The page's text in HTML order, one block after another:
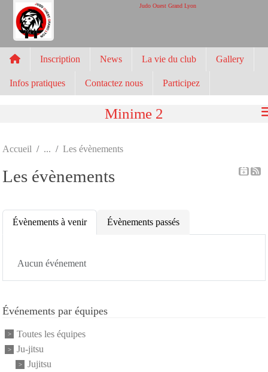
Judo Ouest Grand Lyon
Inscription News La vie du club Gallery
Infos pratiques Contactez nous Participez
Minime 2
Accueil Les évènements
Les évènements
Évènements à venir Évènements passés
Aucun événement
Événements par équipes
Toutes les équipes
Ju-jitsu
Jujitsu
Panneau de gestion des cookies